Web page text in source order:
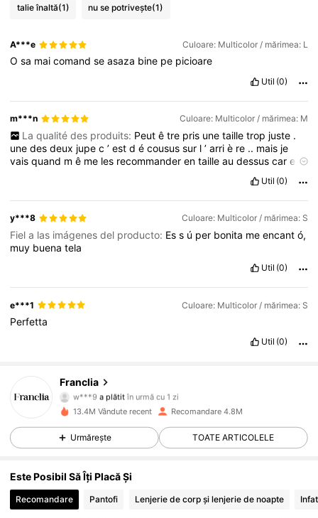
talie înaltă(1) nu se potrivește(1)
A***e Culoare: Multicolor / mărimea: L
Osa maicomandseasaza bine pe picioare
Util (0)
m***n Culoare: Multicolor / mărimea: M
La qualité des produits: Peut ê tre pris une taille trop juste .
unedesdeux jupec’estdécousussur l’arriè re .. mais je
vaisquand mê me les recommanderentailleaudessuscarelle
trèsjolie
ellesertàlataille Adapter:Lajupeesplutôttaillehaute,la
couleur
es tr è s
Util (0)
y***8 Culoare: Multicolor / mărimea: S
Fiel a las imágenes del producto: Ess ú per bonita meencantó,
muy buenatela
Util (0)
e***1 Culoare: Multicolor / mărimea: S
Perfetta
Util (0)
Franclia
4,72
1.6M Urmăritori
w***9 a plătit în urmă cu 1 zi
4,72
4,72 1.6M Urmăritori
13.4M Vândute recent Recomandare 4.8M
Urmărește TOATE ARTICOLELE
Este Posibil Să Îți Placă Și
Recomandare Pantofi Lenjerie de corp și lenjerie de noapte